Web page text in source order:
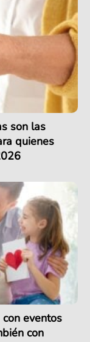
son las
quienes
eventos
con